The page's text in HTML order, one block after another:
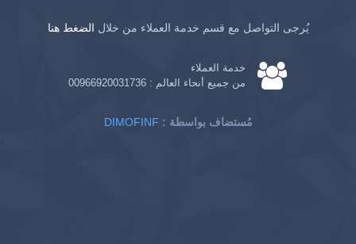
يُرجى التواصل مع قسم خدمة العملاء من خلال الضغط هنا
خدمة العملاء
من جميع أنحاء العالم : 00966920031736
DIMOFINF : مُستضاف بواسطة